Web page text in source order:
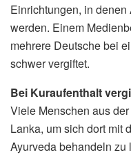
Einrichtungen, in
werden. Einem
mehrere Deutsche bei
schwer vergiftet.
Bei Kuraufenthalt
Viele Menschen aus
Lanka, um sich dort mit
Ayurveda behandeln zu